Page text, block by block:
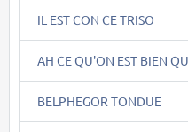
IL EST CON CE TRISO
AH CE QU'ON EST BIEN
BELPHEGOR TONDUE